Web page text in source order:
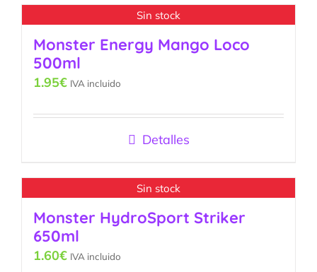
Sin stock
Monster Energy Mango Loco
500ml
1.95€ IVA incluido
Detalles
Sin stock
Monster HydroSport Striker
650ml
1.60€ IVA incluido